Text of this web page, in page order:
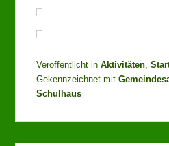
Veröffentlicht in Aktivitäten ,
Gekennzeichnet mit
Schulhaus